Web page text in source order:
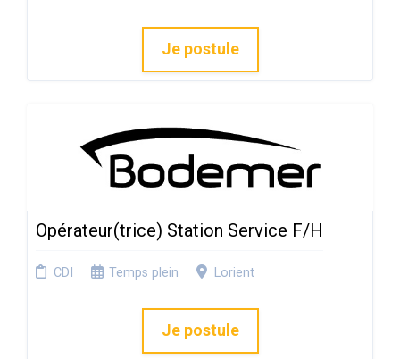
Je postule
Opérateur(trice) Station Service F/H
CDI Temps plein Lorient
Je postule